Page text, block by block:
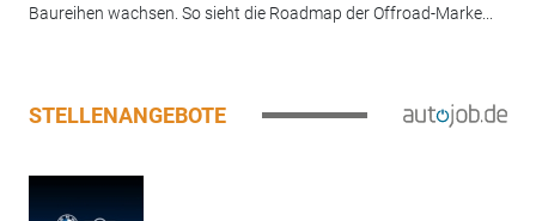
Baureihen wachsen. So sieht die Roadmap der Offroad-Marke...
STELLENANGEBOTE